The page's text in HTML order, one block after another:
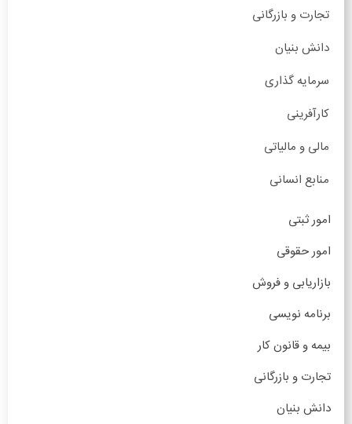
تجارت و بازرگانی
دانش بنیان
سرمایه گذاری
کارآفرینی
مالی و مالیاتی
منابع انسانی
امور ثبتی
امور حقوقی
بازاریابی و فروش
برنامه نویسی
بیمه و قانون کار
تجارت و بازرگانی
دانش بنیان